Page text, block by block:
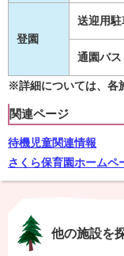
登園
送迎用駐
通園バス
※詳細については、各
関連ページ
待機児童関連情報
さくら保育園ホームペ
他の施設を